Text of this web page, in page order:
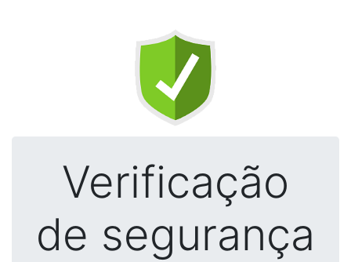
Verificação
de segurança